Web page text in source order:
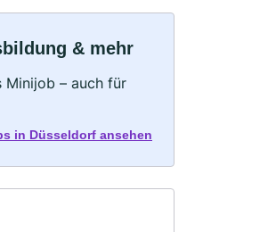
& mehr
Minijob – auch für
in Düsseldorf ansehen